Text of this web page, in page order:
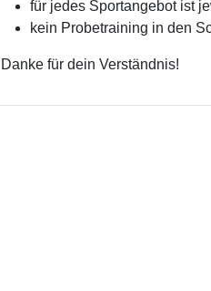
für jedes Sportangebot ist
kein Probetraining in den
Danke für dein Verständnis!